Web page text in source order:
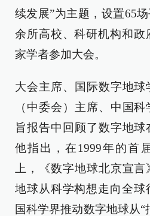
续发展”为主题，设置65
余所高校、科研机构和政
家学者参加大会。
大会主席、国际数字地
（中委会）主席、中国
旨报告中回顾了数字地球
他指出，在1999年的首
上，《数字地球北京宣
地球从科学构想走向全球
国科学界推动数字地球从